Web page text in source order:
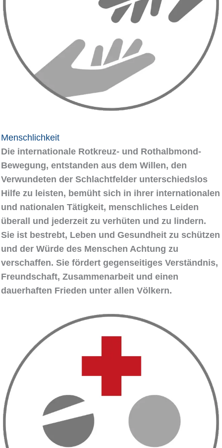
Menschlichkeit
Die internationale Rotkreuz- und Rothalbmond-
Bewegung, entstanden aus dem Willen, den
Verwundeten der Schlachtfelder unterschiedslos
Hilfe zu leisten, bemüht sich in ihrer internationalen
und nationalen Tätigkeit, menschliches Leiden
überall und jederzeit zu verhüten und zu lindern.
Sie ist bestrebt, Leben und Gesundheit zu schützen
und der Würde des Menschen Achtung zu
verschaffen. Sie fördert gegenseitiges Verständnis,
Freundschaft, Zusammenarbeit und einen
dauerhaften Frieden unter allen Völkern.